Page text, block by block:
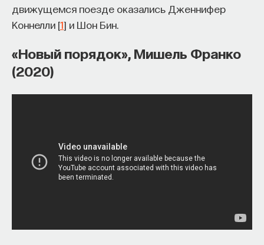
движущемся поезде оказались Дженнифер
Коннелли [1] и Шон Бин.
«Новый порядок», Мишель Франко
(2020)